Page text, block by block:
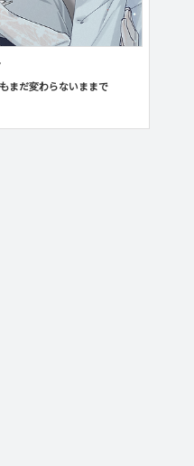
まだ変わらないままで